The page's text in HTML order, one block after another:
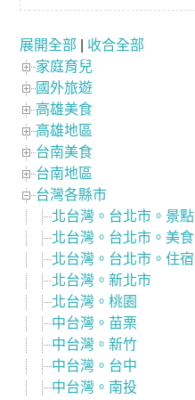
展開全部
收合全部
家庭育兒
國外旅遊
高雄美食
高雄地區
台南美食
台南地區
台灣各縣市
北台灣。台北市。景點
北台灣。台北市。美食
北台灣。台北市。住宿
北台灣。新北市
北台灣。桃園
中台灣。苗栗
中台灣。新竹
中台灣。台中
中台灣。南投